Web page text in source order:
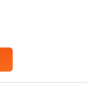
the world’s